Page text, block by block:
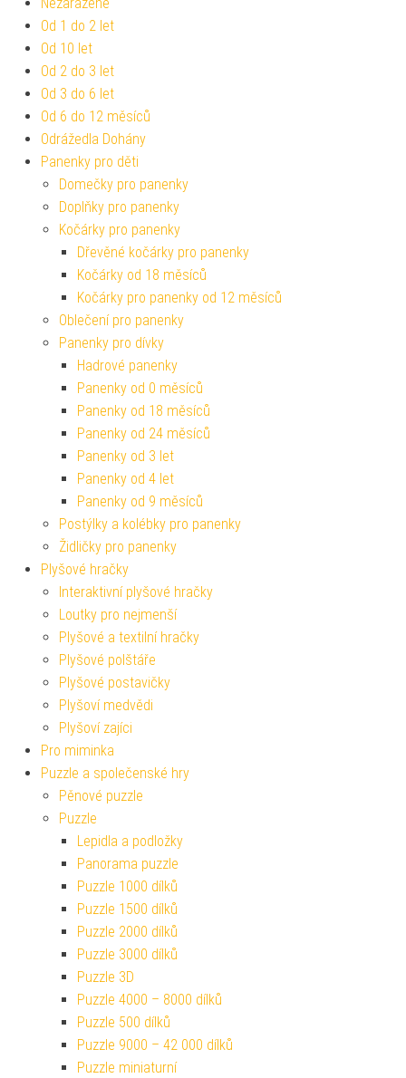
Od 1 do 2 let
Od 10 let
Od 2 do 3 let
Od 3 do 6 let
Od 6 do 12 měsíců
Odrážedla Dohány
Panenky pro děti
Domečky pro panenky
Doplňky pro panenky
Kočárky pro panenky
Dřevěné kočárky pro panenky
Kočárky od 18 měsíců
Kočárky pro panenky od 12 měsíců
Oblečení pro panenky
Panenky pro dívky
Hadrové panenky
Panenky od 0 měsíců
Panenky od 18 měsíců
Panenky od 24 měsíců
Panenky od 3 let
Panenky od 4 let
Panenky od 9 měsíců
Postýlky a kolébky pro panenky
Židličky pro panenky
Plyšové hračky
Interaktivní plyšové hračky
Loutky pro nejmenší
Plyšové a textilní hračky
Plyšové polštáře
Plyšové postavičky
Plyšoví medvědi
Plyšoví zajíci
Pro miminka
Puzzle a společenské hry
Pěnové puzzle
Puzzle
Lepidla a podložky
Panorama puzzle
Puzzle 1000 dílků
Puzzle 1500 dílků
Puzzle 2000 dílků
Puzzle 3000 dílků
Puzzle 3D
Puzzle 4000 – 8000 dílků
Puzzle 500 dílků
Puzzle 9000 – 42 000 dílků
Puzzle miniaturní